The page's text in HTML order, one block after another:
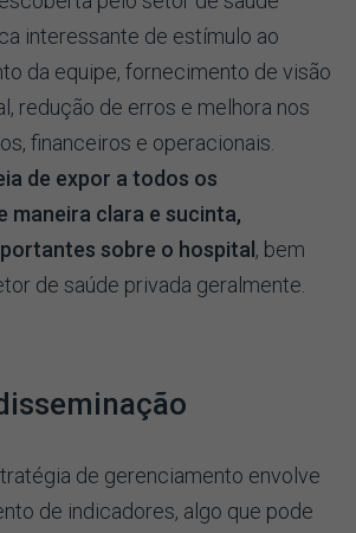
interessante de estímulo ao
da equipe, fornecimento de visão
redução de erros e melhora nos
financeiros e operacionais.
de expor a todos os
maneira clara e sucinta,
sobre o hospital, bem
de saúde privada geralmente.
de gerenciamento envolve
de indicadores, algo que pode